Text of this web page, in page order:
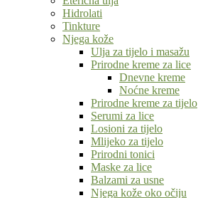
Hidrolati
Tinkture
Njega kože
Ulja za tijelo i masažu
Prirodne kreme za lice
Dnevne kreme
Noćne kreme
Prirodne kreme za tijelo
Serumi za lice
Losioni za tijelo
Mlijeko za tijelo
Prirodni tonici
Maske za lice
Balzami za usne
Njega kože oko očiju